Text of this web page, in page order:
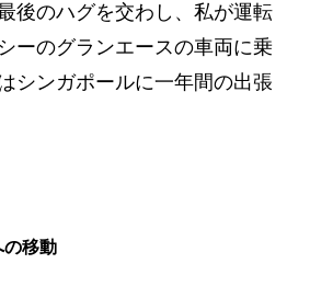
後のハグを交わし、私が運転
ーのグランエースの車両に乗
シンガポールに一年間の出張
の移動